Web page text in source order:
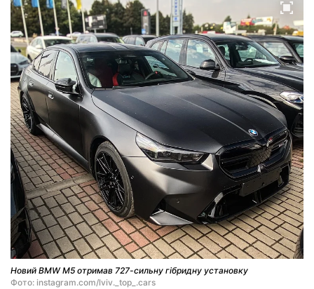
Новий BMW M5 отримав 727-сильну гібридну установку
Фото: instagram.com/lviv._top_.cars